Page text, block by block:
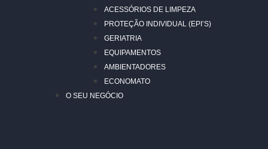
ACESSÓRIOS DE LIMPEZA
PROTEÇÃO INDIVIDUAL (EPI’S)
GERIATRIA
EQUIPAMENTOS
AMBIENTADORES
ECONOMATO
O SEU NEGÓCIO